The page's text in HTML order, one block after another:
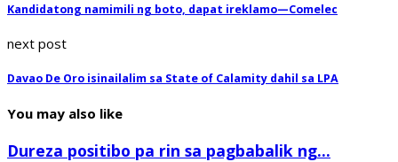
Kandidatong namimili ng boto, dapat ireklamo—Comelec
next post
Davao De Oro isinailalim sa State of Calamity dahil sa LPA
You may also like
Dureza positibo pa rin sa pagbabalik ng...